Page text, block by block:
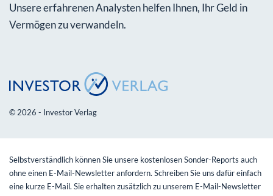
Unsere erfahrenen Analysten helfen Ihnen, Ihr Geld in
Vermögen zu verwandeln.
© 2026 - Investor Verlag
Selbstverständlich können Sie unsere kostenlosen Sonder-Reports auch
ohne einen E-Mail-Newsletter anfordern. Schreiben Sie uns dafür einfach
eine kurze E-Mail. Sie erhalten zusätzlich zu unserem E-Mail-Newsletter